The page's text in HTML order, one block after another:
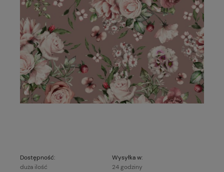
Dostępność:
duża ilość
Wysyłka w:
24 godziny